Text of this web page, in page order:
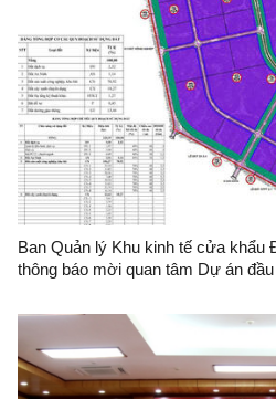
Ban Quản lý Khu kinh tế cửa khẩu
thông báo mời quan tâm Dự án